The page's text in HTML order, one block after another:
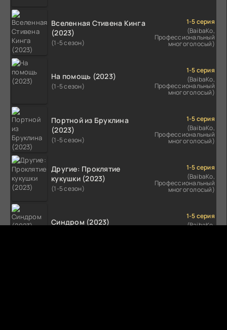
Вселенная Стивена Кинга
(2023)
(1-5 сезон)
1-5 серия
(BaibaKo,
Профессиональный
многоголосый)
На помощь (2023)
(1-5 сезон)
1-5 серия
(BaibaKo,
Профессиональный
многоголосый)
Портной из Бруклина
(2023)
(1-5 сезон)
1-5 серия
(BaibaKo,
Профессиональный
многоголосый)
Другие: Проклятие
кукушки (2023)
(1-5 сезон)
1-5 серия
(BaibaKo,
Профессиональный
многоголосый)
Синдром (2023)
1-5 серия
(BaibaKo,